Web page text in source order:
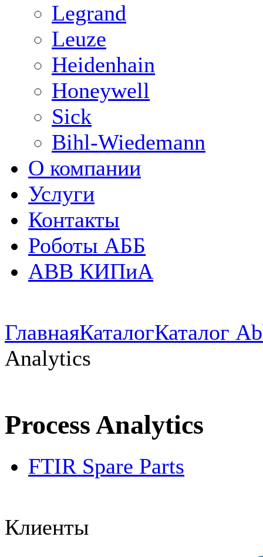
Legrand
Leuze
Heidenhain
Honeywell
Sick
Bihl-Wiedemann
О компании
Услуги
Контакты
Роботы АББ
ABB КИПиА
ГлавнаяКаталогКаталог
Analytics
Process Analytics
FTIR Spare Parts
Клиенты